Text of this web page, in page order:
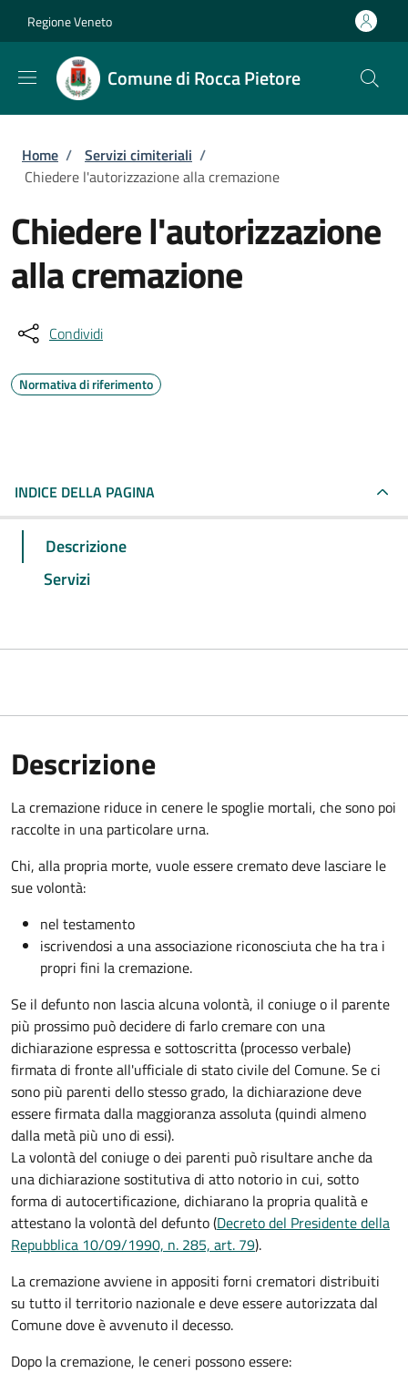
Regione Veneto
Comune di Rocca Pietore
Briciole di pane
Home / Servizi cimiteriali /
Chiedere l'autorizzazione alla cremazione
Chiedere l'autorizzazione
alla cremazione
Condividi
Normativa di riferimento
INDICE DELLA PAGINA
Descrizione
Servizi
Descrizione
La cremazione riduce in cenere le spoglie mortali, che sono poi
raccolte in una particolare urna.
Chi, alla propria morte, vuole essere cremato deve lasciare le
sue volontà:
nel testamento
iscrivendosi a una associazione riconosciuta che ha tra i
propri fini la cremazione.
Se il defunto non lascia alcuna volontà, il coniuge o il parente
più prossimo può decidere di farlo cremare con una
dichiarazione espressa e sottoscritta (processo verbale)
firmata di fronte all'ufficiale di stato civile del Comune. Se ci
sono più parenti dello stesso grado, la dichiarazione deve
essere firmata dalla maggioranza assoluta (quindi almeno
dalla metà più uno di essi).
La volontà del coniuge o dei parenti può risultare anche da
una dichiarazione sostitutiva di atto notorio in cui, sotto
forma di autocertificazione, dichiarano la propria qualità e
attestano la volontà del defunto (Decreto del Presidente della
Repubblica 10/09/1990, n. 285, art. 79).
La cremazione avviene in appositi forni crematori distribuiti
su tutto il territorio nazionale e deve essere autorizzata dal
Comune dove è avvenuto il decesso.
Dopo la cremazione, le ceneri possono essere: